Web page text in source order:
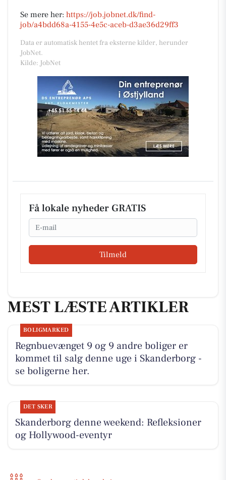
Se mere her: https://job.jobnet.dk/find-
job/a4bdd68a-4155-4e5c-aceb-d3ae36d29ff3
Data er automatisk hentet fra eksterne kilder, herunder
JobNet.
Kilde: JobNet
Få lokale nyheder GRATIS
Email
Tilmeld
MEST LÆSTE ARTIKLER
BOLIGMARKED
Regnbuevænget 9 og 9 andre boliger er
kommet til salg denne uge i Skanderborg -
se boligerne her.
DET SKER
Skanderborg denne weekend: Refleksioner
og Hollywood-eventyr